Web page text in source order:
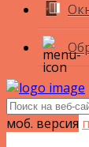
моб. версия